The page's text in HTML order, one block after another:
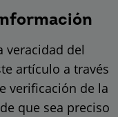
veracidad del
artículo a través
verificación de la
que sea preciso